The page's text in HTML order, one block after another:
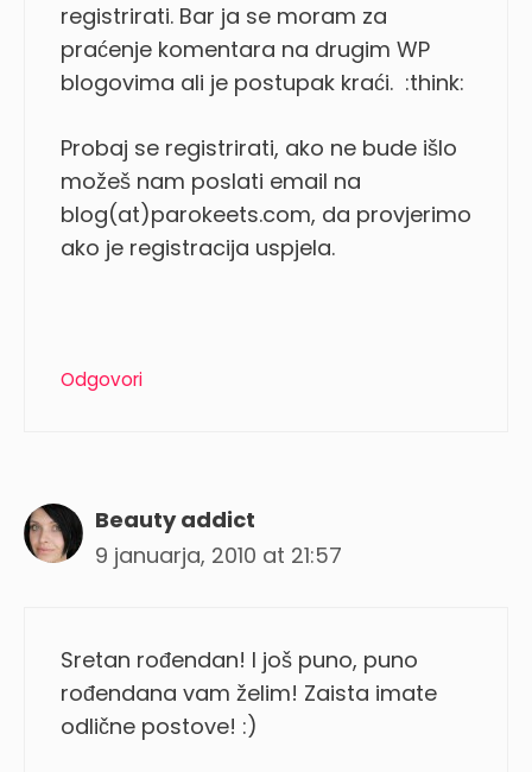
registrirati. Bar ja se moram za
praćenje komentara na drugim WP
blogovima ali je postupak kraći. :think:
Probaj se registrirati, ako ne bude išlo
možeš nam poslati email na
blog(at)parokeets.com, da provjerimo
ako je registracija uspjela.
Odgovori
Beauty addict
9 januarja, 2010 at 21:57
Sretan rođendan! I još puno, puno
rođendana vam želim! Zaista imate
odlične postove! :)